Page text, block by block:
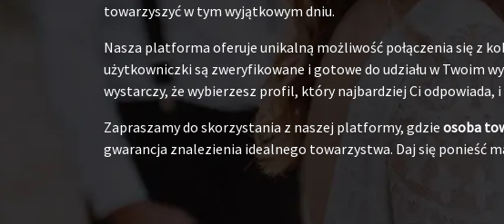
towarzyszyć w tym wyjątkowym dniu.
Nasza platforma oferuje unikalną możliwość połączenia się z
użytkowniczki są zweryfikowane i gotowe do udziału w Twoim
wystarczy, że wybierzesz profil, który najbardziej Ci
Zapraszamy do skorzystania z naszej platformy, gdzie osoba
gwarancja znalezienia idealnego towarzystwa. Daj się ponieść